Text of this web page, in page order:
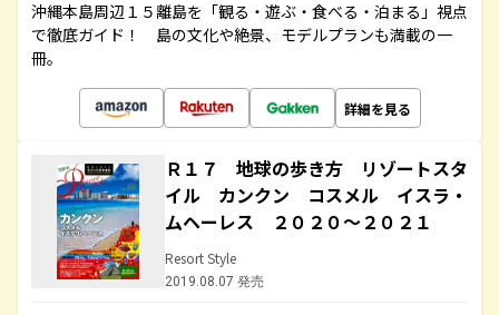
沖縄本島周辺１５離島を「観る・遊ぶ・食べる・泊まる」視点
で徹底ガイド！ 島の文化や絶景、モデルプランも満載の一
冊。
詳細を見る
Ｒ１７ 地球の歩き方 リゾートスタ
イル カンクン コスメル イスラ・
ムヘーレス ２０２０～２０２１
Resort Style
2019.08.07 発売